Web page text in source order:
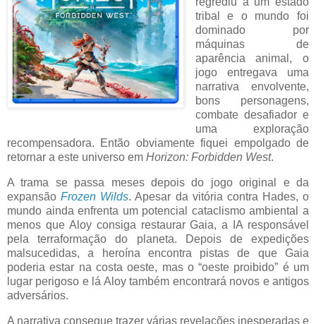
tribal e o mundo foi
dominado por
máquinas de
aparência animal, o
jogo entregava uma
narrativa envolvente,
bons personagens,
combate desafiador e
uma exploração
recompensadora. Então obviamente fiquei empolgado de
retornar a este universo em Horizon: Forbidden West.
A trama se passa meses depois do jogo original e da
expansãoFrozen Wilds. Apesar da vitória contra Hades, o
mundo ainda enfrenta um potencial cataclismo ambiental a
menos que Aloy consiga restaurar Gaia, a IA responsável
pela terraformação do planeta. Depois de expedições
malsucedidas, a heroína encontra pistas de que Gaia
poderia estar na costa oeste, mas o “oeste proibido” é um
lugar perigoso e lá Aloy também encontrará novos e antigos
adversários.
A narrativa consegue trazer várias revelações inesperadas e